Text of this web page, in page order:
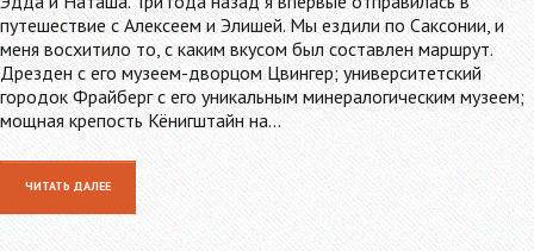
путешествие с Алексеем и Элишей. Мы ездили по Саксонии, и
меня восхитило то, с каким вкусом был составлен маршрут.
Дрезден с его музеем-дворцом Цвингер; университетский
городок Фрайберг с его уникальным минералогическим музеем;
мощная крепость Кёнигштайн на…
ЧИТАТЬ ДАЛЕЕ